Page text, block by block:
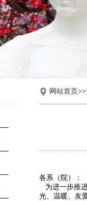
网站首页
各系（院）：
为进一步推
光、温暖、友